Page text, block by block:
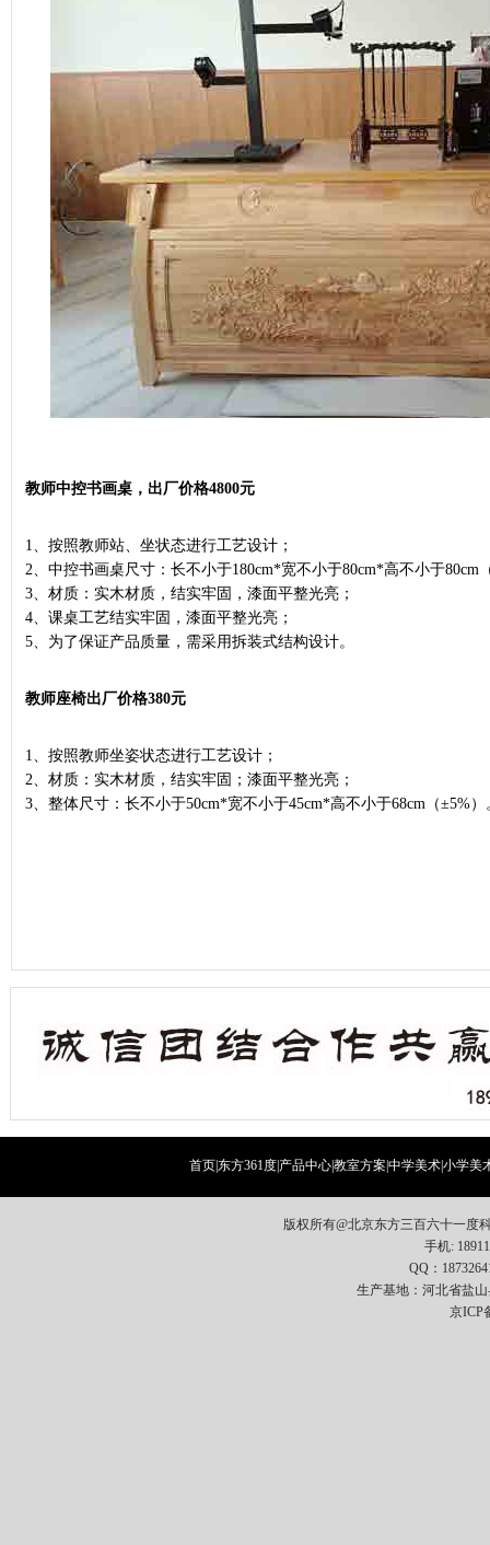
教师中控书画桌， 出厂价格4800元
1、按照教师站、坐状态进行工艺设计；
2、中控书画桌尺寸：长不小于180cm*宽不小于80cm*高不小于80cm
3、材质：实木材质，结实牢固，漆面平整光亮；
4、课桌工艺结实牢固，漆面平整光亮；
5、为了保证产品质量，需采用拆装式结构设计。
教师座椅出厂价格380元
1、按照教师坐姿状态进行工艺设计；
2、材质：实木材质，结实牢固；漆面平整光亮；
3、整体尺寸：长不小于50cm*宽不小于45cm*高不小于68cm（±5%）
首页|东方361度| 产品中心|教室方案 中学美术|小学美
版权所有@北京东方三百六十一度
手机:
QQ：
生产基地：河北省盐
京ICP